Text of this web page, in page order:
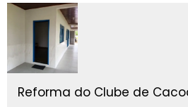
Reforma do Clube de